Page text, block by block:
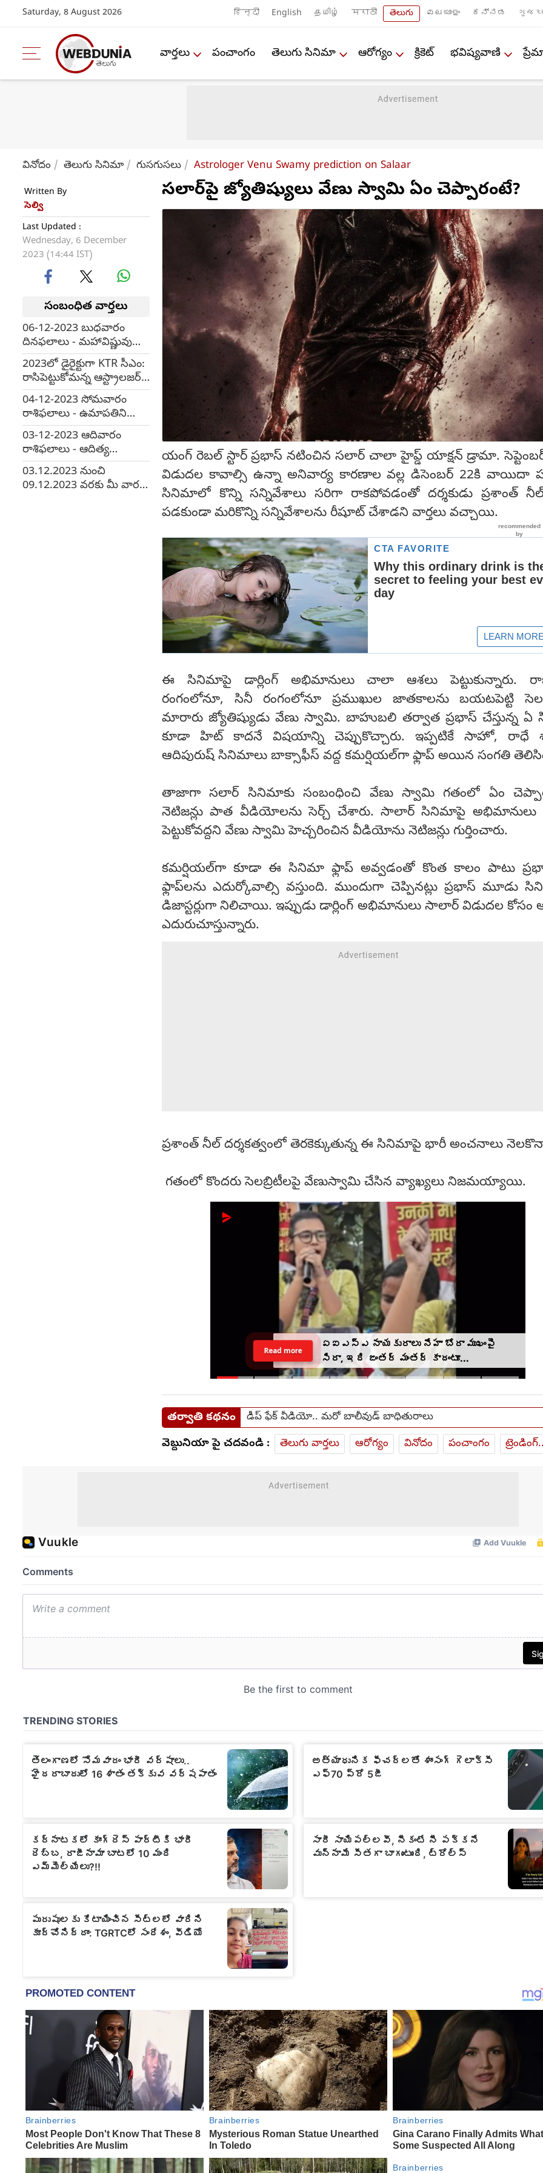
Saturday, 8 August 2026 हिन्दी English தமிழ் मराठी తెలుగు മലയാളം ಕನ್ನಡ
వార్తలు పంచాంగం తెలుగు సినిమా ఆరోగ్యం క్రికెట్ భవిష్యవాణి
వినోదం తెలుగు సినిమా గుసగుసలు Astrologer Venu Swamy prediction on Salaar
Written By
సెల్వి
Last Updated :
Wednesday, 6 December
2023 (14:44 IST)
సంబంధిత వార్తలు
06-12-2023 బుధవారం
దినఫలాలు - మహావిష్ణువును
ఆరాధించిన పురోభివృద్ధి...
2023లో డైరైక్టుగా KTR సీఎం:
రాసిపెట్టుకోమన్న ఆస్ట్రాలజర్
వేణుస్వామి, కానీ ఇలా
జరిగిందేంటి?
04-12-2023 సోమవారం
రాశిఫలాలు - ఉమాపతిని
ఆరాధించిన శుభం, జయం
చేకూరుతుంది...
03-12-2023 ఆదివారం
రాశిఫలాలు - ఆదిత్య
హృదయం చదివిన లేక విన్నా
సర్వదా శుభం..
03.12.2023 నుంచి
09.12.2023 వరకు మీ వార
సలార్‌పై జ్యోతిష్యులు వేణు స్వామి ఏం చెప్పారంటే?
యంగ్ రెబల్ స్టార్ ప్రభాస్ నటించిన సలార్ చాలా హైప్డ్ యాక్షన్ డ్రామా.
విడుదల కావాల్సి ఉన్నా అనివార్య కారణాల వల్ల డిసెంబర్ 22కి వాయిదా
సినిమాలో కొన్ని సన్నివేశాలు సరిగా రాకపోవడంతో దర్శకుడు ప్రశాంత్
పడకుండా మరికొన్ని సన్నివేశాలను రీషూట్ చేశాడని వార్తలు వచ్చాయి.
ఈ సినిమాపై డార్లింగ్ అభిమానులు చాలా ఆశలు పెట్టుకున్నారు.
రంగంలోనూ, సినీ రంగంలోనూ ప్రముఖుల జాతకాలను బయటపెట్టి
మారారు జ్యోతిష్యుడు వేణు స్వామి. బాహుబలి తర్వాత ప్రభాస్ చేస్తున్న
కూడా హిట్ కాదనే విషయాన్ని చెప్పుకొచ్చారు. ఇప్పటికే సాహో, రాధే
ఆదిపురుష్ సినిమాలు బాక్సాఫీస్ వద్ద కమర్షియల్‌గా ఫ్లాప్ అయిన సంగతి
తాజాగా సలార్ సినిమాకు సంబంధించి వేణు స్వామి గతంలో ఏం
నెటిజన్లు పాత వీడియోలను సెర్చ్ చేశారు. సాలార్ సినిమాపై అభిమానులు
పెట్టుకోవద్దని వేణు స్వామి హెచ్చరించిన వీడియోను నెటిజన్లు గుర్తించారు.
కమర్షియల్‌గా కూడా ఈ సినిమా ఫ్లాప్ అవ్వడంతో కొంత కాలం పాటు
ఫ్లాప్‌లను ఎదుర్కోవాల్సి వస్తుంది. ముందుగా చెప్పినట్లు ప్రభాస్ మూడు
డిజాస్టర్లుగా నిలిచాయి. ఇప్పుడు డార్లింగ్ అభిమానులు సాలార్ విడుదల కోసం
ఎదురుచూస్తున్నారు.
ప్రశాంత్ నీల్ దర్శకత్వంలో తెరకెక్కుతున్న ఈ సినిమాపై భారీ అంచనాలు
గతంలో కొందరు సెలబ్రిటీలపై వేణుస్వామి చేసిన వ్యాఖ్యలు నిజమయ్యాయి.
ఏఐఎస్ఎ నాయకురాలు నేహా బోరా ముఖంపై
సిరా, ఇది జంతర్ మంతర్ కాదంటూ...
Read more
తర్వాతి కథనం డీప్ ఫేక్ వీడియో.. మరో బాలీవుడ్ బాధితురాలు
వెబ్దునియా పై చదవండి : తెలుగు వార్తలు ఆరోగ్యం వినోదం పంచాంగం ట్రెండింగ్..